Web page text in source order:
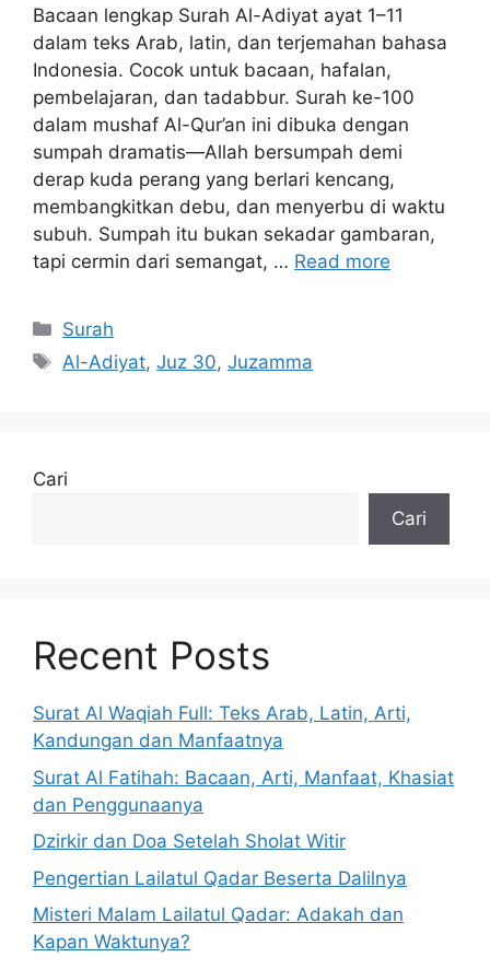
Bacaan lengkap Surah Al-Adiyat ayat 1–11
dalam teks Arab, latin, dan terjemahan bahasa
Indonesia. Cocok untuk bacaan, hafalan,
pembelajaran, dan tadabbur. Surah ke-100
dalam mushaf Al-Qur’an ini dibuka dengan
sumpah dramatis—Allah bersumpah demi
derap kuda perang yang berlari kencang,
membangkitkan debu, dan menyerbu di waktu
subuh. Sumpah itu bukan sekadar gambaran,
tapi cermin dari semangat, … Read more
Kategori
Surah
Tag
Al-Adiyat,Juz 30,Juzamma
Cari
Cari
Recent Posts
Surat Al Waqiah Full: Teks Arab, Latin, Arti,
Kandungan dan Manfaatnya
Surat Al Fatihah: Bacaan, Arti, Manfaat, Khasiat
dan Penggunaanya
Dzirkir dan Doa Setelah Sholat Witir
Pengertian Lailatul Qadar Beserta Dalilnya
Misteri Malam Lailatul Qadar: Adakah dan
Kapan Waktunya?